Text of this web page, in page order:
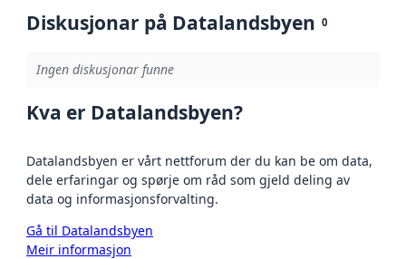
Diskusjonar på Datalandsbyen 0
Ingen diskusjonar funne
Kva er Datalandsbyen?
Datalandsbyen er vårt nettforum der du kan be om data,
dele erfaringar og spørje om råd som gjeld deling av
data og informasjonsforvalting.
Gå til Datalandsbyen
Meir informasjon